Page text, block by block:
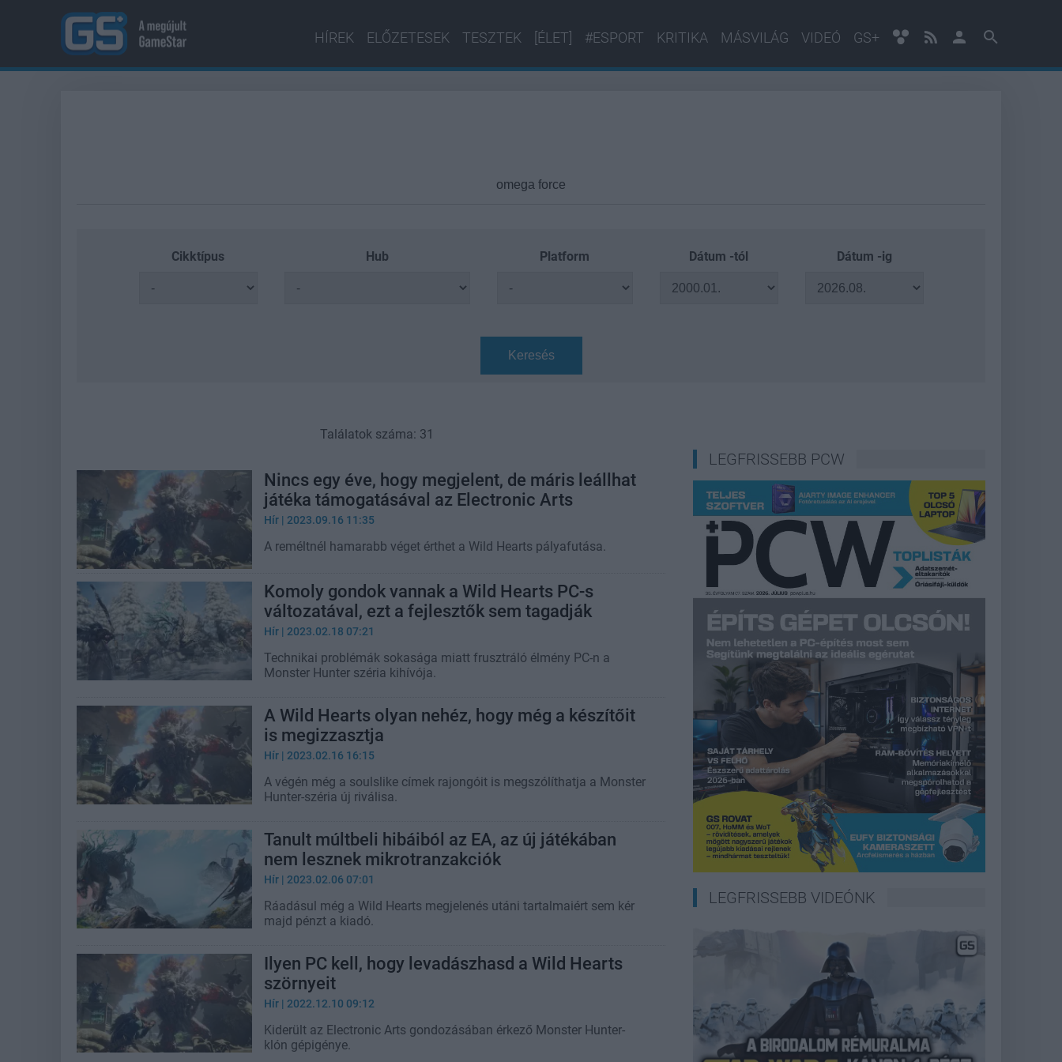
HÍREK ELŐZETESEK TESZTEK [ÉLET] #ESPORT KRITIKA MÁSVILÁG VIDEÓ GS+
Cikktípus Hub Platform Dátum -tól Dátum -ig
Keresés
Találatok száma: 31
Nincs egy éve, hogy megjelent, de máris leállhat
játéka támogatásával az Electronic Arts
Hír | 2023.09.16 11:35
A reméltnél hamarabb véget érthet a Wild Hearts pályafutása.
Komoly gondok vannak a Wild Hearts PC-s
változatával, ezt a fejlesztők sem tagadják
Hír | 2023.02.18 07:21
Technikai problémák sokasága miatt frusztráló élmény PC-n a
Monster Hunter széria kihívója.
A Wild Hearts olyan nehéz, hogy még a készítőit
is megizzasztja
Hír | 2023.02.16 16:15
A végén még a soulslike címek rajongóit is megszólíthatja a Monster
Hunter-széria új riválisa.
Tanult múltbeli hibáiból az EA, az új játékában
nem lesznek mikrotranzakciók
Hír | 2023.02.06 07:01
Ráadásul még a Wild Hearts megjelenés utáni tartalmaiért sem kér
majd pénzt a kiadó.
Ilyen PC kell, hogy levadászhasd a Wild Hearts
szörnyeit
Hír | 2022.12.10 09:12
Kiderült az Electronic Arts gondozásában érkező Monster Hunter-
klón gépigénye.
LEGFRISSEBB PCW
LEGFRISSEBB VIDEÓNK